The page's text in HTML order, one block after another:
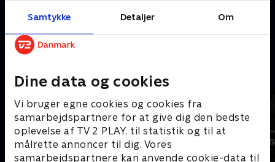
Samtykke Detaljer Om
Dine data og cookies
Vi bruger egne cookies og cookies fra
samarbejdspartnere for at give dig den bedste
oplevelse af TV 2 PLAY, til statistik og til at
målrette annoncer til dig. Vores
samarbejdspartnere kan anvende cookie-data til
Kræver tilkøb
Mere indhold fra Disney+